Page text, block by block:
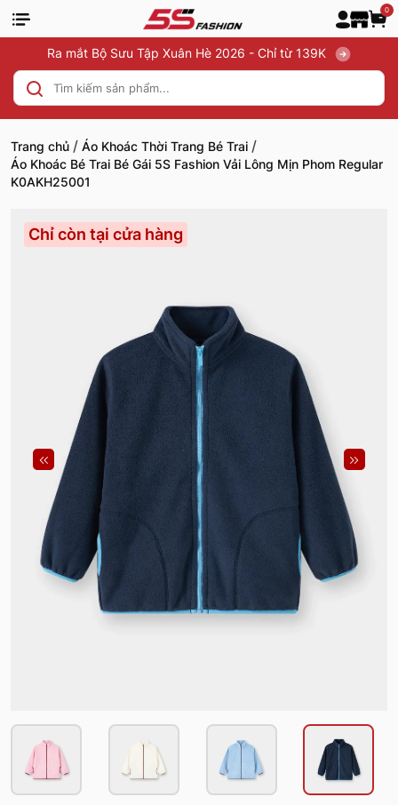
0
Ra mắt Bộ Sưu Tập Xuân Hè 2026 - Chỉ từ 139K
Trang chủ / Áo Khoác Thời Trang Bé Trai /
Áo Khoác Bé Trai Bé Gái 5S Fashion Vải Lông Mịn Phom Regular
K0AKH25001
Chỉ còn tại cửa hàng